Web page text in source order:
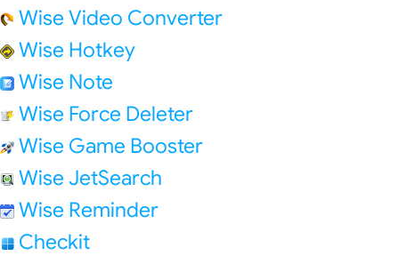
Wise Video Converter
Wise Hotkey
Wise Note
Wise Force Deleter
Wise Game Booster
Wise JetSearch
Wise Reminder
Checkit